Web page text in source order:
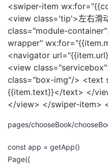
<swiper-item
<view class='tip'>左右滑
class="module-
wrapper"
<navigator
<view
class="box-img"/> <text
{{item.text}}</text> </
</view> </swiper-item>
pages/chooseBook/
const app = getApp()
Page({